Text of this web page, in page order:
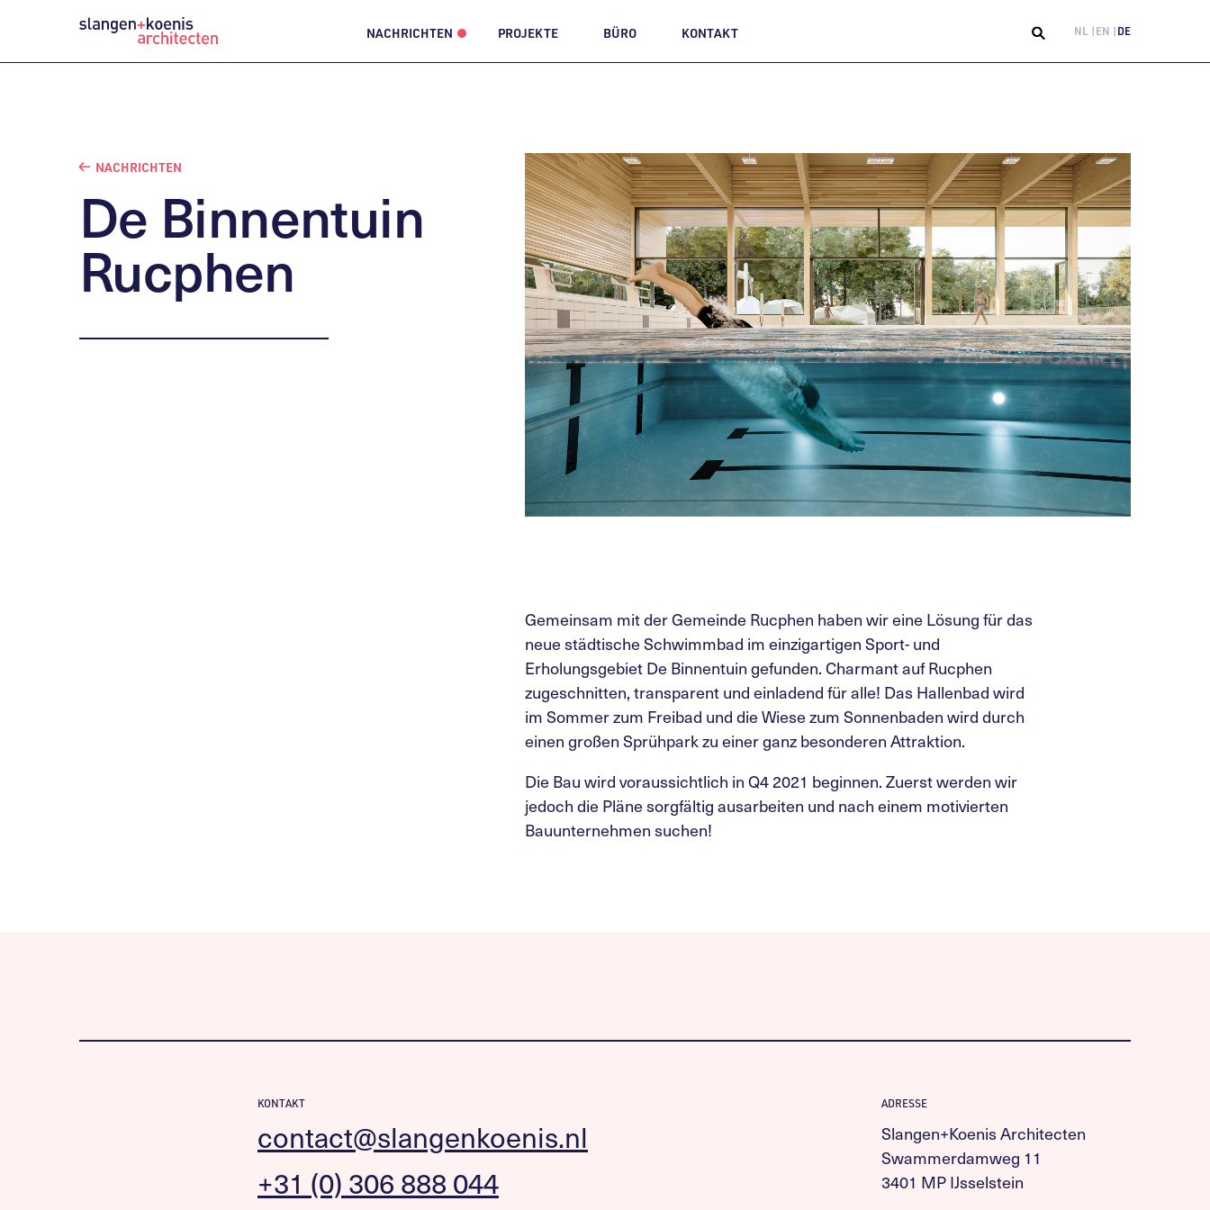
NACHRICHTEN PROJEKTE BÜRO KONTAKT NL EN DE
NACHRICHTEN
De Binnentuin
Rucphen
Gemeinsam mit der Gemeinde Rucphen haben wir eine Lösung für das
neue städtische Schwimmbad im einzigartigen Sport- und
Erholungsgebiet De Binnentuin gefunden. Charmant auf Rucphen
zugeschnitten, transparent und einladend für alle! Das Hallenbad wird
im Sommer zum Freibad und die Wiese zum Sonnenbaden wird durch
einen großen Sprühpark zu einer ganz besonderen Attraktion.
Die Bau wird voraussichtlich in Q4 2021 beginnen. Zuerst werden wir
jedoch die Pläne sorgfältig ausarbeiten und nach einem motivierten
Bauunternehmen suchen!
KONTAKT
contact@slangenkoenis.nl
+31 (0) 306 888 044
ADRESSE
Slangen+Koenis Architecten
Swammerdamweg 11
3401 MP IJsselstein